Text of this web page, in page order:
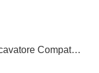
Rippa R18 Pro Mini Escavatore: Escavatore Compatto Progettato per Lavori Professionali